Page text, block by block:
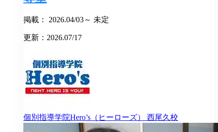
掲載： 2026.04/03～ 未定
更新：2026.07/17
個別指導学院Hero’s（ヒーローズ） 西尾久校